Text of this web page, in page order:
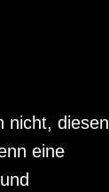
nicht, diesen
eine